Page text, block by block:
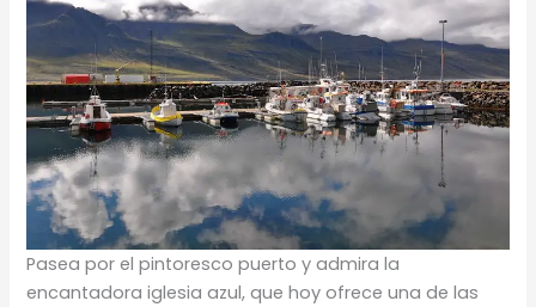
Pasea por el pintoresco puerto y admira la
encantadora iglesia azul, que hoy ofrece una de las